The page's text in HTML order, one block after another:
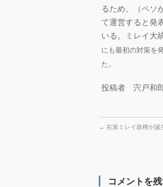
るため、（ペソ
て運営すると発
いる。ミレイ大
にも最初の対策を
た。
投稿者 宍戸和
← 右派ミレイ政権が
コメントを